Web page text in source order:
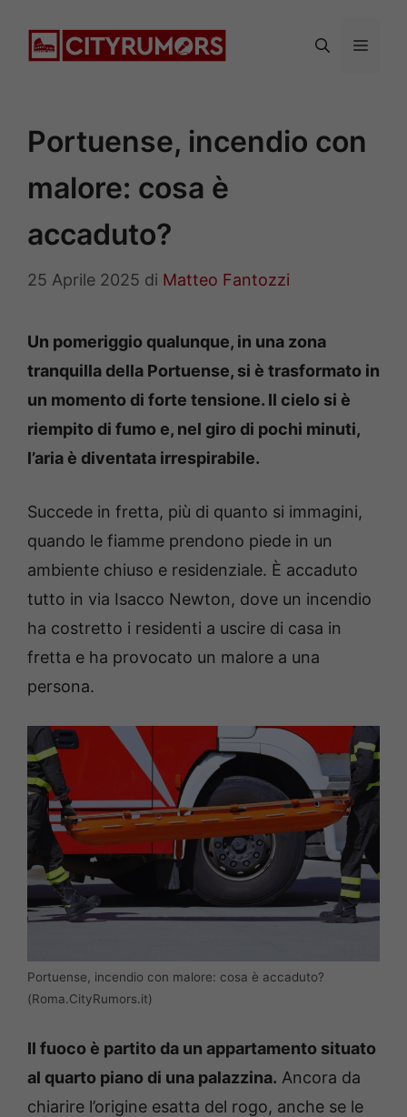
Menu
Portuense, incendio con
malore: cosa è
accaduto?
25 Aprile 2025 di Matteo Fantozzi
Un pomeriggio qualunque, in una zona
tranquilla della Portuense, si è trasformato in
un momento di forte tensione. Il cielo si è
riempito di fumo e, nel giro di pochi minuti,
l’aria è diventata irrespirabile.
Succede in fretta, più di quanto si immagini,
quando le fiamme prendono piede in un
ambiente chiuso e residenziale. È accaduto
tutto in via Isacco Newton, dove un incendio
ha costretto i residenti a uscire di casa in
fretta e ha provocato un malore a una
persona.
Portuense, incendio con malore: cosa è accaduto?
(Roma.CityRumors.it)
Il fuoco è partito da un appartamento situato
al quarto piano di una palazzina. Ancora da
chiarire l’origine esatta del rogo, anche se le